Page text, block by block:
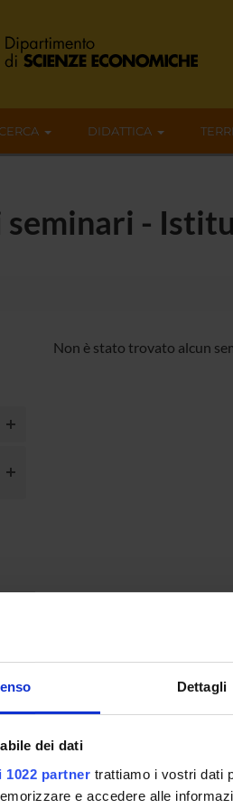
Dettagli
dei dati
1022 partner trattiamo i vostri dati
e accedere alle
DIDATTICA
seminari -
Non è stato trovato alcun